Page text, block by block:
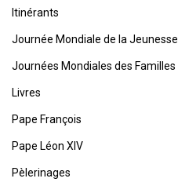
Itinérants
Journée Mondiale de la Jeunesse
Journées Mondiales des Familles
Livres
Pape François
Pape Léon XIV
Pèlerinages